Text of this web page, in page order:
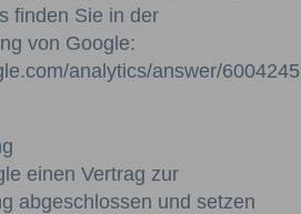
finden Sie in der
von Google:
analytics/answer/
einen Vertrag zur
abgeschlossen und setzen